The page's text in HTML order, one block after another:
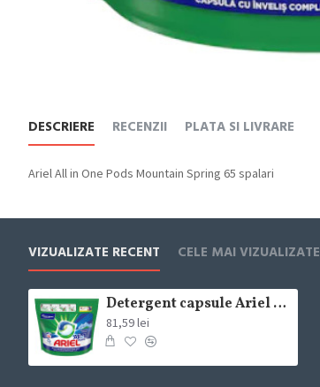
DESCRIERE RECENZII PLATA SI LIVRARE
Ariel All in One Pods Mountain Spring 65 spalari
VIZUALIZATE RECENT CELE MAI VIZUALIZATE
Detergent capsule Ariel All in One Pods Mountain Spring 65 spalari
81,59 lei